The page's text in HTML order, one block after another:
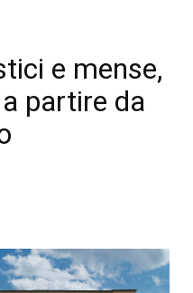
e mense,
partire da